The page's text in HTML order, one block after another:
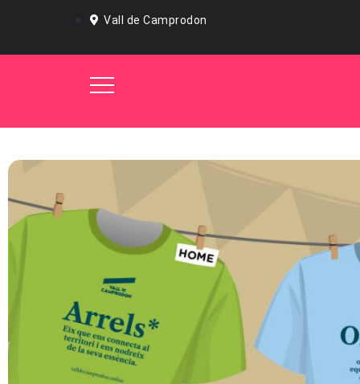
Vall de Camprodon